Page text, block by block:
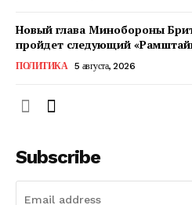
Новый глава Минобороны
пройдет следующий
ПОЛИТИКА 5 августа, 2026
Subscribe